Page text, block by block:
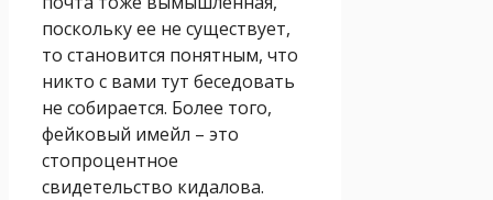
поскольку ее не существует,
то становится понятным, что
никто с вами тут беседовать
не собирается. Более того,
фейковый имейл – это
стопроцентное
свидетельство кидалова.